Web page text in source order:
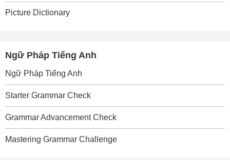
Picture Dictionary
Ngữ Pháp Tiếng Anh
Ngữ Pháp Tiếng Anh
Starter Grammar Check
Grammar Advancement Check
Mastering Grammar Challenge